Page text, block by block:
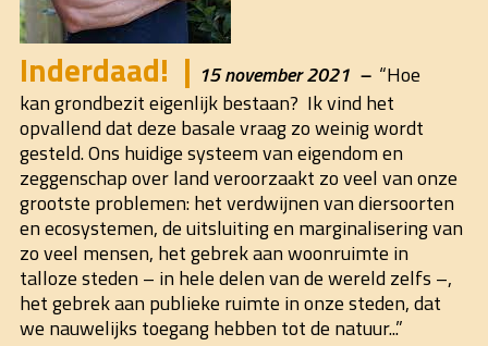
Inderdaad! 15 november 2021
“Hoe
kan grondbezit eigenlijk bestaan? Ik vind het
opvallend dat deze basale vraag zo weinig wordt
gesteld. Ons huidige systeem van eigendom en
zeggenschap over land veroorzaakt zo veel van onze
grootste problemen: het verdwijnen van diersoorten
en ecosystemen, de uitsluiting en marginalisering van
zo veel mensen, het gebrek aan woonruimte in
talloze steden – in hele delen van de wereld zelfs –,
het gebrek aan publieke ruimte in onze steden, dat
we nauwelijks toegang hebben tot de natuur...”